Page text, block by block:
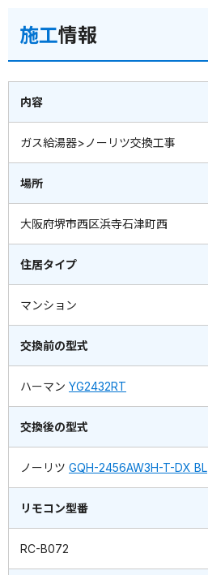
施工情報
内容
ガス給湯器>ノーリツ交換工事
場所
大阪府堺市西区浜寺石津町西
住居タイプ
マンション
交換前の型式
ハーマン YG2432RT
交換後の型式
ノーリツ GQH-2456AW3H-T-DX BL
リモコン型番
RC-B072